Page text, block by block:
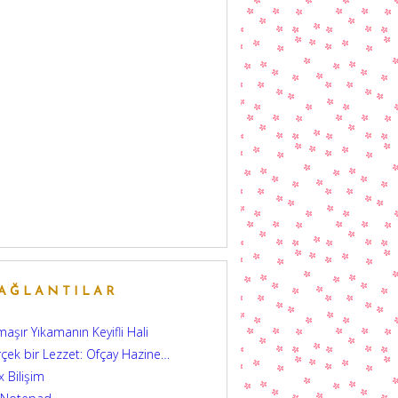
Yıkamanın Keyifli Hali
bir Lezzet: Ofçay Hazine…
Bilişim